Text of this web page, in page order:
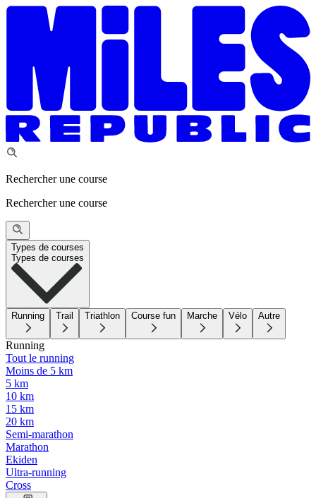
Rechercher une course
Rechercher une course
Types de courses
Types de courses
Running Trail Triathlon Course fun Marche Vélo Autre
Running
Tout le running
Moins de 5 km
5 km
10 km
15 km
20 km
Semi-marathon
Marathon
Ekiden
Ultra-running
Cross